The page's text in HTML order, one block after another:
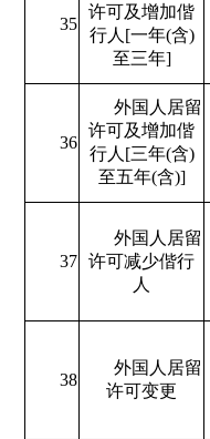
35
许可及增加偕
行人[一年(含)
至三年]
36
外国人居留
许可及增加偕
行人[三年(含)
至五年(含)]
37
外国人居留
许可减少偕行
人
38
外国人居留
许可变更